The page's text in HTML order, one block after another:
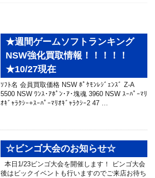
★週間ゲームソフトランキング
NSW強化買取情報！！！！！
★10/27現在
ｿﾌﾄ名 会員買取価格 NSW ﾎﾟｹﾓﾝﾚｼﾞｪﾝｽﾞ Z-A
5500 NSW ﾜﾝｽ･ｱﾎﾟﾝ･ｱ･塊魂 3960 NSW ｽｰﾊﾟｰﾏﾘ
ｵｷﾞｬﾗｸｼｰ+ｽｰﾊﾟｰﾏﾘｵｷﾞｬﾗｸｼｰ2 47 …
☆ビンゴ大会のお知らせ☆
本日1/23ビンゴ大会を開催します！ ビンゴ大会
後はビックイベントも行いますのでご来店お待ち